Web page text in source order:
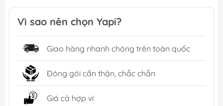
Vì sao nên chọn Yapi?
Giao hàng nhanh chóng trên toàn quốc
Đóng gói cẩn thận, chắc chắn
Giá cả hợp ví